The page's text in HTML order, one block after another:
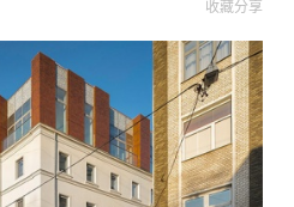
收藏分享